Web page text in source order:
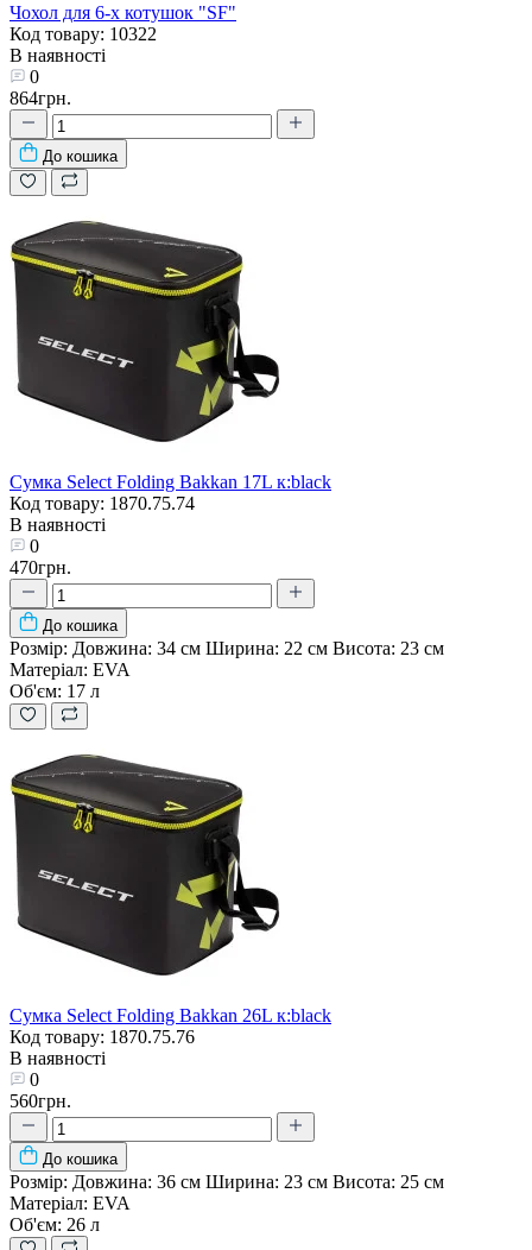
Чохол для 6-х котушок "SF"
Код товару: 10322
В наявності
0
864грн.
До кошика
Сумка Select Folding Bakkan 17L к:black
Код товару: 1870.75.74
В наявності
0
470грн.
До кошика
Розмір: Довжина: 34 см Ширина: 22 см Висота: 23 см
Матеріал: EVA
Об'єм: 17 л
Сумка Select Folding Bakkan 26L к:black
Код товару: 1870.75.76
В наявності
0
560грн.
До кошика
Розмір: Довжина: 36 см Ширина: 23 см Висота: 25 см
Матеріал: EVA
Об'єм: 26 л